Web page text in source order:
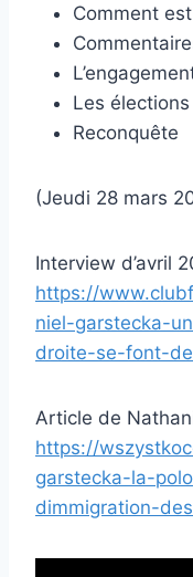
Comment
Les
Reconquête
(Jeudi 28 mars
Interview d’avril
https://
niel-garstecka-
droite-se-font-
Article de
https://
garstecka-la-
dimmigration-